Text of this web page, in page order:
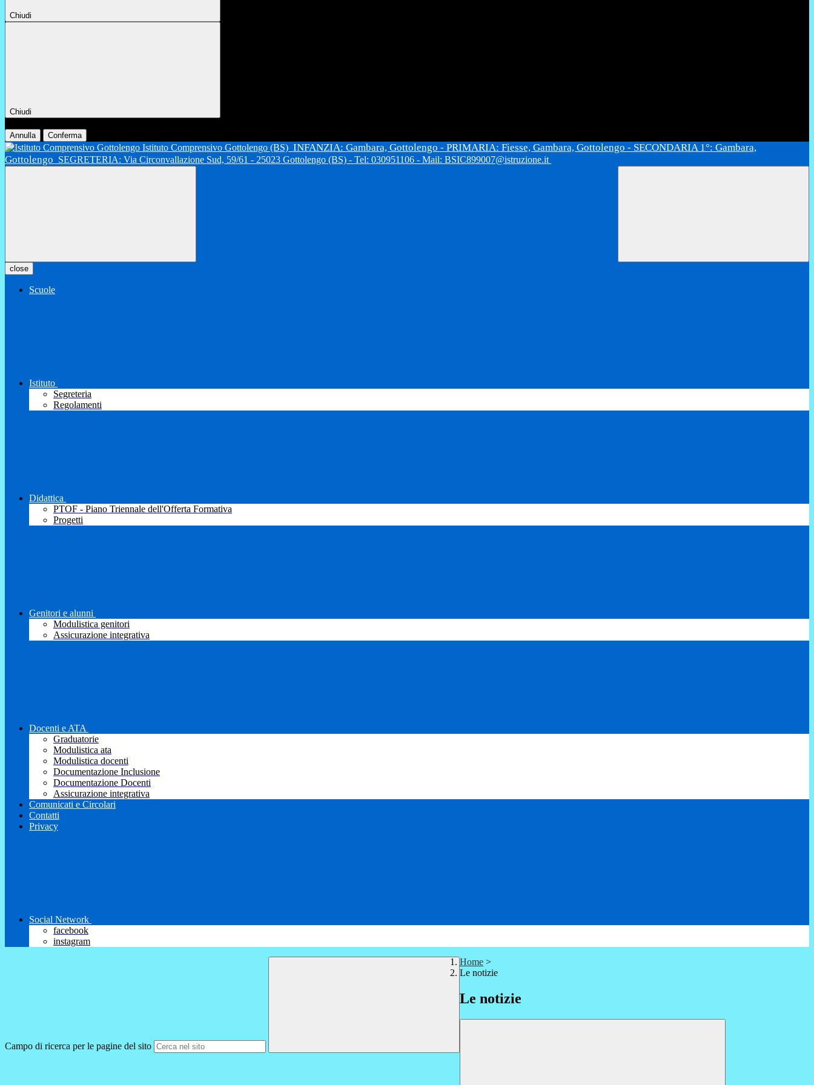
Chiudi
Chiudi
Annulla Conferma
Istituto Comprensivo Gottolengo (BS) INFANZIA: Gambara, Gottolengo - PRIMARIA: Fiesse, Gambara, Gottolengo - SECONDARIA 1°: Gambara,
Gottolengo SEGRETERIA: Via Circonvallazione Sud, 59/61 - 25023 Gottolengo (BS) - Tel: 030951106 - Mail: BSIC899007@istruzione.it
close
Scuole
Istituto
Segreteria
Regolamenti
Didattica
PTOF - Piano Triennale dell'Offerta Formativa
Progetti
Genitori e alunni
Modulistica genitori
Assicurazione integrativa
Docenti e ATA
Graduatorie
Modulistica ata
Modulistica docenti
Documentazione Inclusione
Documentazione Docenti
Assicurazione integrativa
Comunicati e Circolari
Contatti
Privacy
Social Network
facebook
instagram
Campo di ricerca per le pagine del sito
Home >
Le notizie
Le notizie